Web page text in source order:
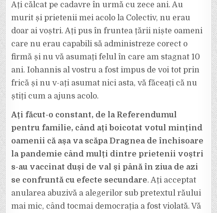
Ați călcat pe cadavre în urmă cu zece ani. Au
murit și prietenii mei acolo la Colectiv, nu erau
doar ai voștri. Ați pus în fruntea țării niște oameni
care nu erau capabili să administreze corect o
firmă și nu vă asumați felul în care am stagnat 10
ani. Iohannis al vostru a fost impus de voi tot prin
frică și nu v-ați asumat nici asta, vă făceați că nu
știți cum a ajuns acolo.
Ați făcut-o constant, de la Referendumul
pentru familie, când ați boicotat votul mințind
oamenii că așa va scăpa Dragnea de închisoare
la pandemie când mulți dintre prietenii voștri
s-au vaccinat duși de val și până în ziua de azi
se confruntă cu efecte secundare. Ați acceptat
anularea abuzivă a alegerilor sub pretextul răului
mai mic, când tocmai democrația a fost violată. Vă